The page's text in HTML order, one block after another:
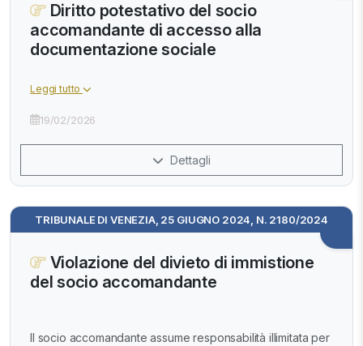
Diritto potestativo del socio
accomandante di accesso alla
documentazione sociale
Leggi tutto
19/02/2026
Dettagli
TRIBUNALE DI VENEZIA, 25 GIUGNO 2024, N. 2180/2024
Violazione del divieto di immistione
del socio accomandante
Il socio accomandante assume responsabilità illimitata per